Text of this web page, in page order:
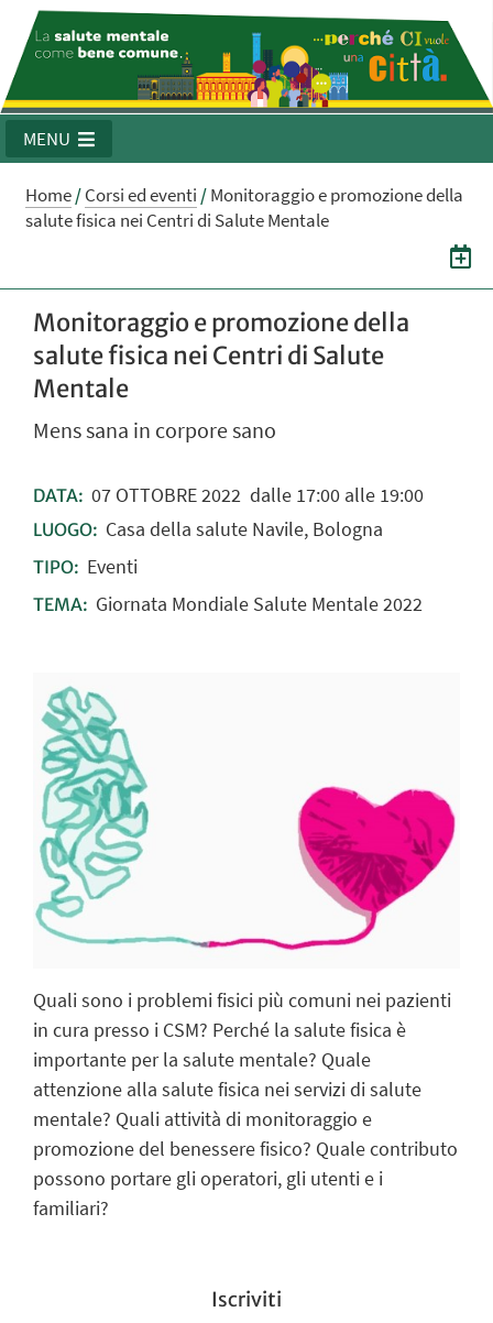
MENU
Home/Corsi ed eventi /Monitoraggio e promozione della
salute fisica nei Centri di Salute Mentale
Monitoraggio e promozione della
salute fisica nei Centri di Salute
Mentale
Mens sana in corpore sano
DATA: 07OTTOBRE2022dalle 17:00 alle 19:00
LUOGO: Casa della salute Navile, Bologna
TIPO: Eventi
TEMA: Giornata Mondiale Salute Mentale 2022
Quali sono i problemi fisici più comuni nei pazienti
in cura presso i CSM? Perché la salute fisica è
importante per la salute mentale? Quale
attenzione alla salute fisica nei servizi di salute
mentale? Quali attività di monitoraggio e
promozione del benessere fisico? Quale contributo
possono portare gli operatori, gli utenti e i
familiari?
Iscriviti